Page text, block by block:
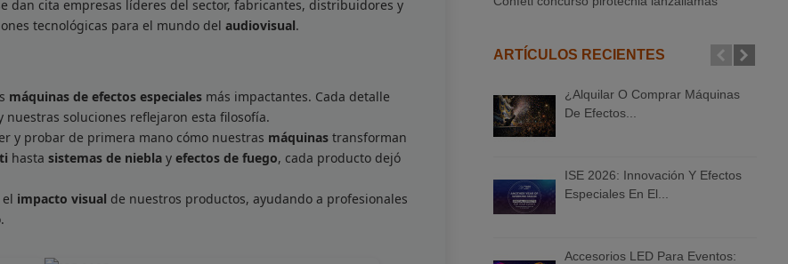
ARTÍCULOS RECIENTES
¿Alquilar O Comprar Máquinas
De Efectos...
ISE 2026: Innovación Y Efectos
Especiales En El...
Accesorios LED Para Eventos:
dan cita empresas líderes del sector, fabricantes, distribuidores y
tecnológicas para el mundo delaudiovisual.
máquinas de efectos especiales más impactantes. Cada detalle
nuestras soluciones reflejaron esta filosofía.
y probar de primera mano cómo nuestras máquinas transforman
hastasistemas de niebla yefectos de fuego, cada producto dejó
impacto visual de nuestros productos, ayudando a profesionales